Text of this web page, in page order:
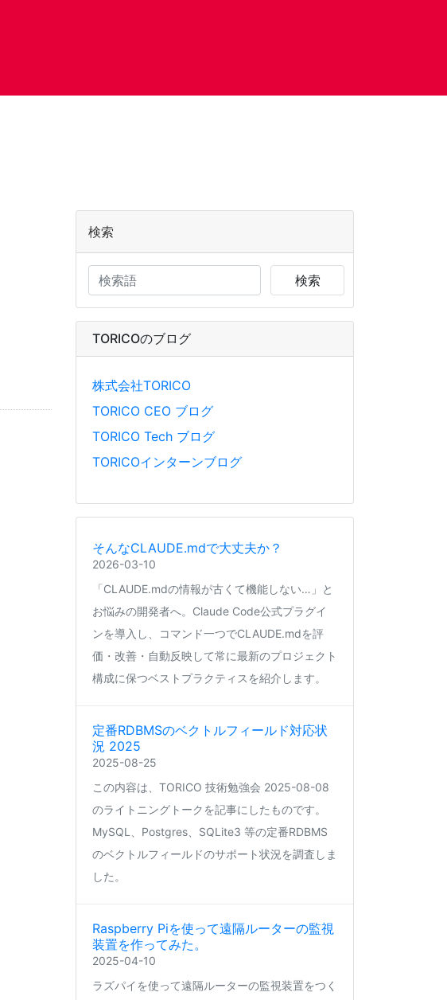
検索
検索
TORICOのブログ
株式会社TORICO
TORICO CEO ブログ
TORICO Tech ブログ
TORICOインターンブログ
そんなCLAUDE.mdで大丈夫か？
2026-03-10
「CLAUDE.mdの情報が古くて機能しない…」と
お悩みの開発者へ。Claude Code公式プラグイ
ンを導入し、コマンド一つでCLAUDE.mdを評
価・改善・自動反映して常に最新のプロジェクト
構成に保つベストプラクティスを紹介します。
定番RDBMSのベクトルフィールド対応状
況 2025
2025-08-25
この内容は、TORICO 技術勉強会 2025-08-08
のライトニングトークを記事にしたものです。
MySQL、Postgres、SQLite3 等の定番RDBMS
のベクトルフィールドのサポート状況を調査しま
した。
Raspberry Piを使って遠隔ルーターの監視
装置を作ってみた。
2025-04-10
ラズパイを使って遠隔ルーターの監視装置をつく